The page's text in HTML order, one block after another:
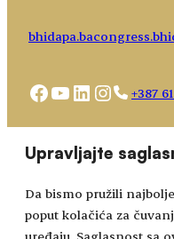
Upravljajte
Da bismo pružili
poput kolačića za
bhidapa.ba
Facebook
YouTube
LinkedIn
+387